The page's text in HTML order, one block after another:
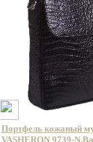
Портфель кожаный
VASHERON 9739-